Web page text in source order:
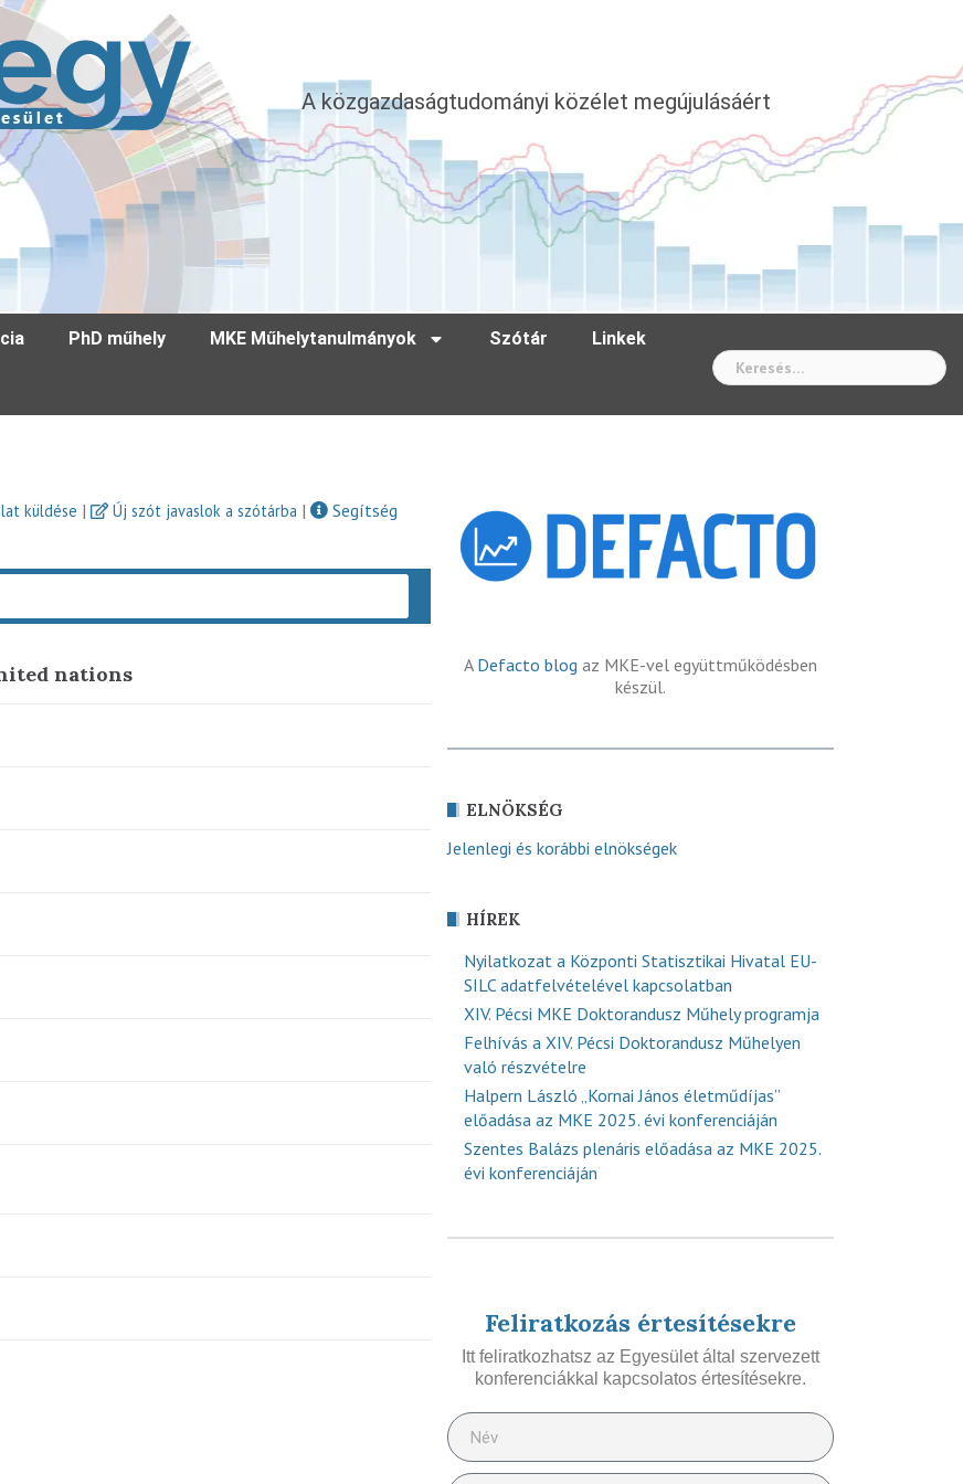
A közgazdaságtudományi közélet megújulásáért
PhD műhely MKE Műhelytanulmányok Szótár Linkek
küldése | Új szót javaslok a szótárba |
Segítség
nations A Defacto blog az MKE-vel együttműködésben
készül.
ELNÖKSÉG
Jelenlegi és korábbi elnökségek
HÍREK
Nyilatkozat a Központi Statisztikai Hivatal EU-
SILC adatfelvételével kapcsolatban
XIV. Pécsi MKE Doktorandusz Műhely programja
Felhívás a XIV. Pécsi Doktorandusz Műhelyen
való részvételre
Halpern László „Kornai János életműdíjas”
előadása az MKE 2025. évi konferenciáján
Szentes Balázs plenáris előadása az MKE 2025.
évi konferenciáján
Feliratkozás értesítésekre
Itt feliratkozhatsz az Egyesület által szervezett
konferenciákkal kapcsolatos értesítésekre.